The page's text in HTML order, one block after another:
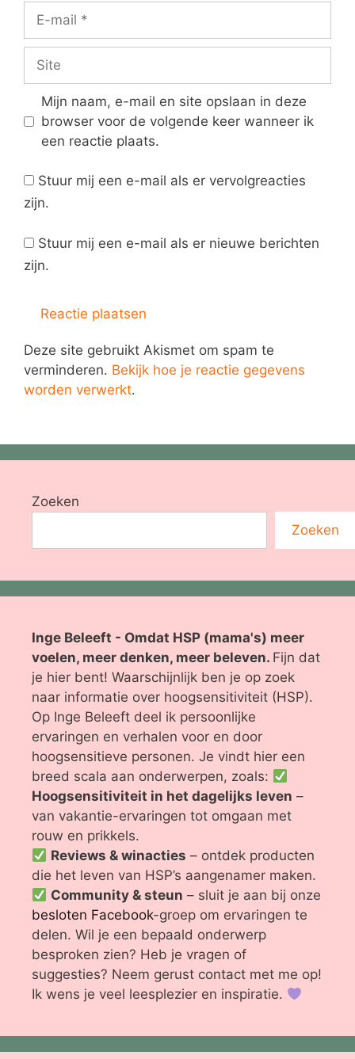
mail
Mijn naam, e-mail en site opslaan in deze
browser voor de volgende keer wanneer ik
een reactie plaats.
Stuur mij een e-mail als er vervolgreacties
zijn.
Stuur mij een e-mail als er nieuwe berichten
zijn.
Deze site gebruikt Akismet om spam te
verminderen. Bekijk hoe je reactie gegevens
worden verwerkt.
Zoeken
Zoeken
Inge Beleeft - Omdat HSP (mama's) meer
voelen, meer denken, meer beleven. Fijn dat
je hier bent! Waarschijnlijk ben je op zoek
naar informatie over hoogsensitiviteit (HSP).
Op Inge Beleeft deel ik persoonlijke
ervaringen en verhalen voor en door
hoogsensitieve personen. Je vindt hier een
breed scala aan onderwerpen, zoals:
Hoogsensitiviteit in het dagelijks leven –
van vakantie-ervaringen tot omgaan met
rouw en prikkels.
Reviews & winacties – ontdek producten
die het leven van HSP’s aangenamer maken.
Community & steun – sluit je aan bij onze
besloten Facebook-groep om ervaringen te
delen. Wil je een bepaald onderwerp
besproken zien? Heb je vragen of
suggesties? Neem gerust contact met me op!
Ik wens je veel leesplezier en inspiratie.